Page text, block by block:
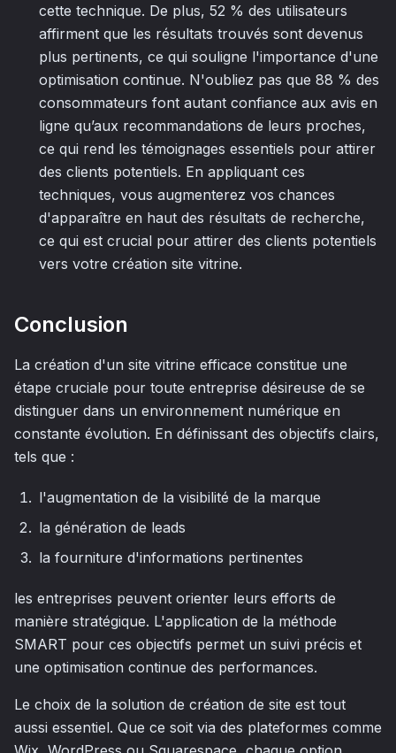
cette technique. De plus, 52 % des utilisateurs
affirment que les résultats trouvés sont devenus
plus pertinents, ce qui souligne l'importance d'une
optimisation continue. N'oubliez pas que 88 % des
consommateurs font autant confiance aux avis en
ligne qu’aux recommandations de leurs proches,
ce qui rend les témoignages essentiels pour attirer
des clients potentiels. En appliquant ces
techniques, vous augmenterez vos chances
d'apparaître en haut des résultats de recherche,
ce qui est crucial pour attirer des clients potentiels
vers votre création site vitrine.
Conclusion
La création d'un site vitrine efficace constitue une
étape cruciale pour toute entreprise désireuse de se
distinguer dans un environnement numérique en
constante évolution. En définissant des objectifs clairs,
tels que :
l'augmentation de la visibilité de la marque
la génération de leads
la fourniture d'informations pertinentes
les entreprises peuvent orienter leurs efforts de
manière stratégique. L'application de la méthode
SMART pour ces objectifs permet un suivi précis et
une optimisation continue des performances.
Le choix de la solution de création de site est tout
aussi essentiel. Que ce soit via des plateformes comme